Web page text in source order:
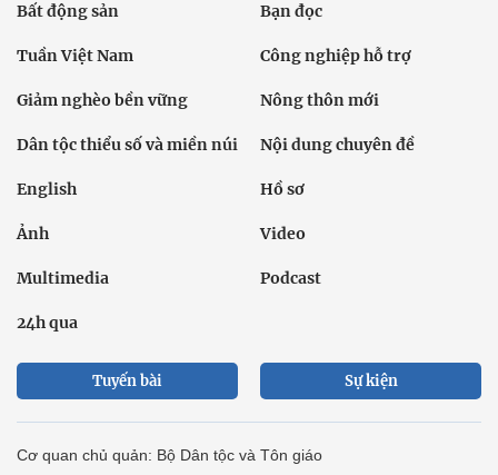
Bất động sản Bạn đọc
Tuần Việt Nam Công nghiệp hỗ trợ
Giảm nghèo bền vững Nông thôn mới
Dân tộc thiểu số và miền núi Nội dung chuyên đề
English Hồ sơ
Ảnh Video
Multimedia Podcast
24h qua
Tuyến bài Sự kiện
Cơ quan chủ quản: Bộ Dân tộc và Tôn giáo